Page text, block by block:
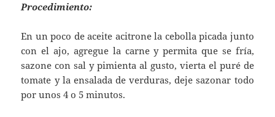
Procedimiento:
En un poco de aceite acitrone la cebolla picada junto
con el ajo, agregue la carne y permita que se fría,
sazone con sal y pimienta al gusto, vierta el puré de
tomate y la ensalada de verduras, deje sazonar todo
por unos 4 o 5 minutos.